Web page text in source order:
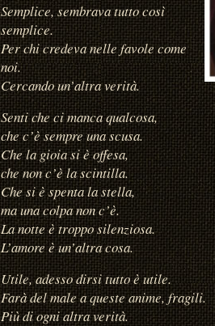
Semplice, sembrava tutto così
semplice.
Per chi credeva nelle favole come
noi.
Cercando un’altra verità.
Senti che ci manca qualcosa,
che c’è sempre una scusa.
Che la gioia si è offesa,
che non c’è la scintilla.
Che si è spenta la stella,
ma una colpa non c’è.
La notte è troppo silenziosa.
L’amore è un’altra cosa.
Utile, adesso dirsi tutto è utile.
Farà del male a queste anime, fragili.
Più di ogni altra verità.